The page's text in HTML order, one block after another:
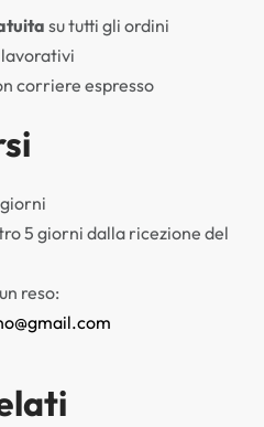
su tutti gli ordini
corriere espresso
5 giorni dalla ricezione del
reso: